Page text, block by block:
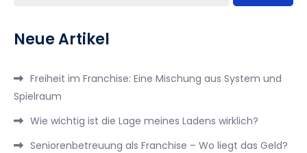
Neue Artikel
Freiheit im Franchise: Eine Mischung aus System und
Spielraum
Wie wichtig ist die Lage meines Ladens wirklich?
Seniorenbetreuung als Franchise – Wo liegt das Geld?